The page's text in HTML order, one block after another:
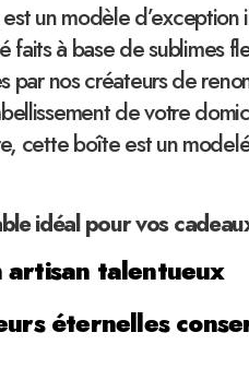
un modèle d’exception
faits à base de sublimes
par nos créateurs de
de votre
cette boîte est un
idéal pour vos
artisan talentueux
éternelles